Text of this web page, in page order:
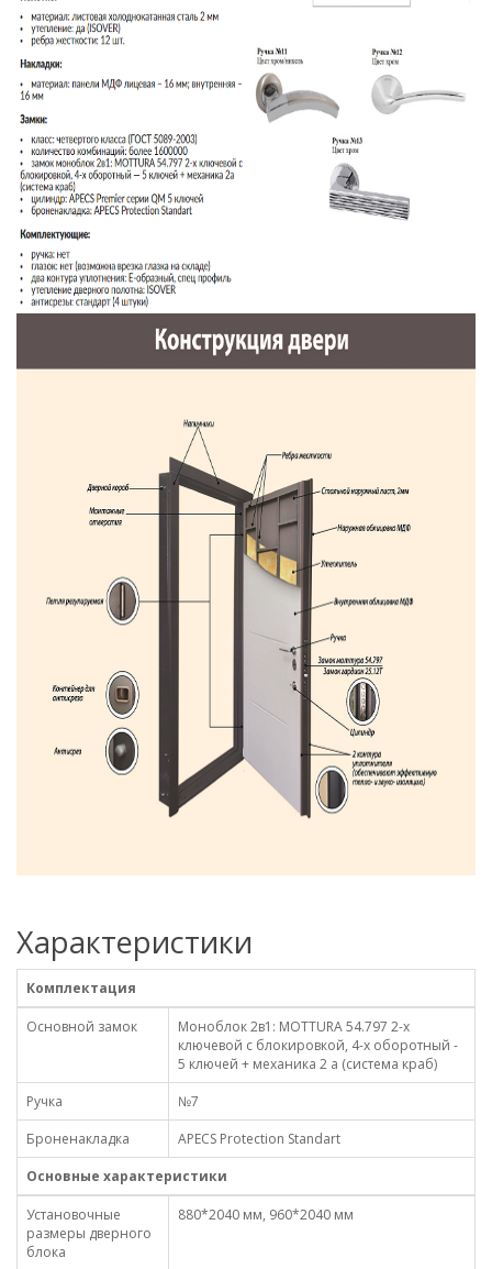
Характеристики
Комплектация
Основной замок
Моноблок 2в1: MOTTURA 54.797 2-х
ключевой с блокировкой, 4-х оборотный -
5 ключей + механика 2 а (система краб)
Ручка
№7
Броненакладка
APECS Protection Standart
Основные характеристики
Установочные
размеры дверного
блока
880*2040 мм, 960*2040 мм